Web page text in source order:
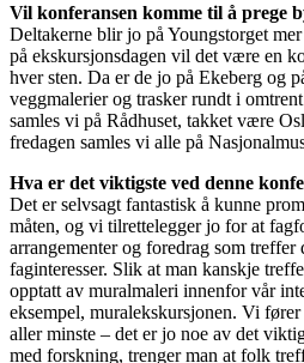
Vil konferansen komme til å prege
Deltakerne blir jo på Youngstorget
på ekskursjonsdagen vil det være en
hver sten. Da er de jo på Ekeberg og
veggmalerier og trasker rundt i
samles vi på Rådhuset, takket være
fredagen samles vi alle på
Hva er det viktigste ved denne
Det er selvsagt fantastisk å kunne
måten, og vi tilrettelegger jo for at
arrangementer og foredrag som treffer
faginteresser. Slik at man kanskje
opptatt av muralmaleri innenfor vår
eksempel, muralekskursjonen. Vi
aller minste – det er jo noe av det
med forskning, trenger man at folk